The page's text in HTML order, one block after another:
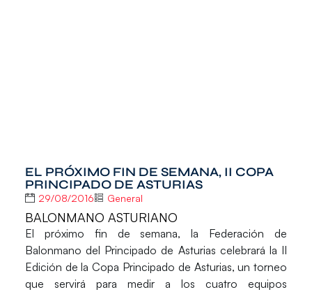
EL PRÓXIMO FIN DE SEMANA, II COPA
PRINCIPADO DE ASTURIAS
29/08/2016 General
BALONMANO ASTURIANO
El próximo fin de semana, la Federación de
Balonmano del Principado de Asturias celebrará la II
Edición de la Copa Principado de Asturias, un torneo
que servirá para medir a los cuatro equipos